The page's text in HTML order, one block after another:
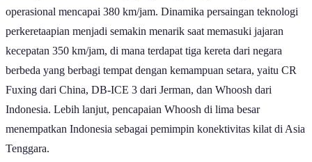
operasional mencapai 380 km/jam. Dinamika persaingan teknologi
perkeretaapian menjadi semakin menarik saat memasuki jajaran
kecepatan 350 km/jam, di mana terdapat tiga kereta dari negara
berbeda yang berbagi tempat dengan kemampuan setara, yaitu CR
Fuxing dari China, DB-ICE 3 dari Jerman, dan Whoosh dari
Indonesia. Lebih lanjut, pencapaian Whoosh di lima besar
menempatkan Indonesia sebagai pemimpin konektivitas kilat di Asia
Tenggara.